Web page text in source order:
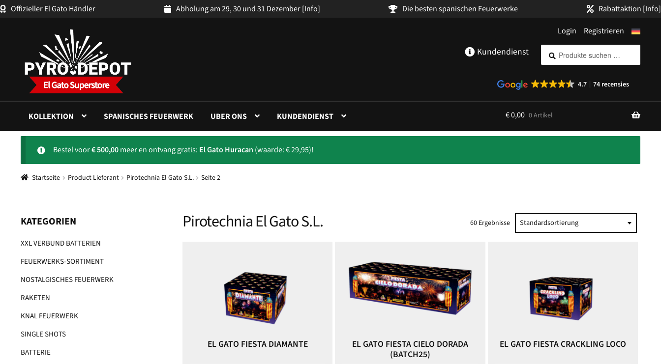
Offizieller El Gato Händler Abholung am 29, 30 und 31 Dezember[Info] Die besten spanischen Feuerwerke Rabattaktion [Info]
Navigation
springen
springen
Login Registrieren
Kundendienst
Suche
nach:
Suchen
4.7 74 recensies
KOLLEKTION SPANISCHES FEUERWERK UBER ONS KUNDENDIENST €0,00 0 Artikel
Bestel voor€500,00meer en ontvang gratis: El Gato Huracan (waarde: € 29,95)!
Startseite Product Lieferant Pirotechnia El Gato S.L. Seite 2
Pirotechnia El Gato S.L. 60 Ergebnisse Standardsortierung
EL GATO FIESTA DIAMANTE
EL GATO FIESTA CIELO DORADA
(BATCH25)
EL GATO FIESTA CRACKLING LOCO
KATEGORIEN
XXL VERBUND BATTERIEN
FEUERWERKS-SORTIMENT
NOSTALGISCHES FEUERWERK
RAKETEN
KNAL FEUERWERK
SINGLE SHOTS
BATTERIE